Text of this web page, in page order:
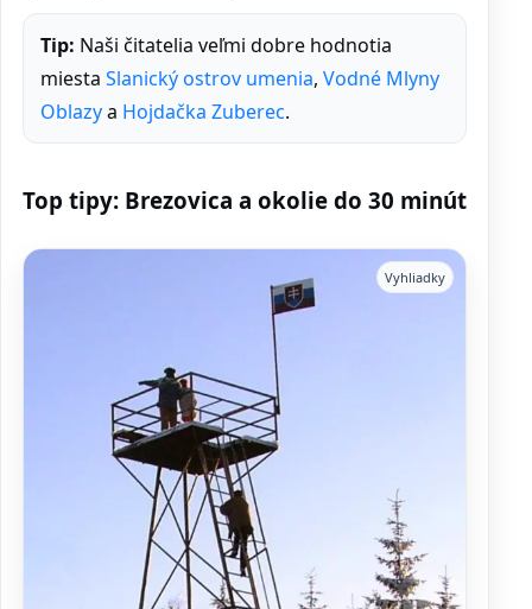
Tip: Naši čitatelia veľmi dobre hodnotia
miesta Slanický ostrov umenia, Vodné Mlyny
Oblazya Hojdačka Zuberec.
Top tipy: Brezovica a okolie do 30 minút
Vyhliadky